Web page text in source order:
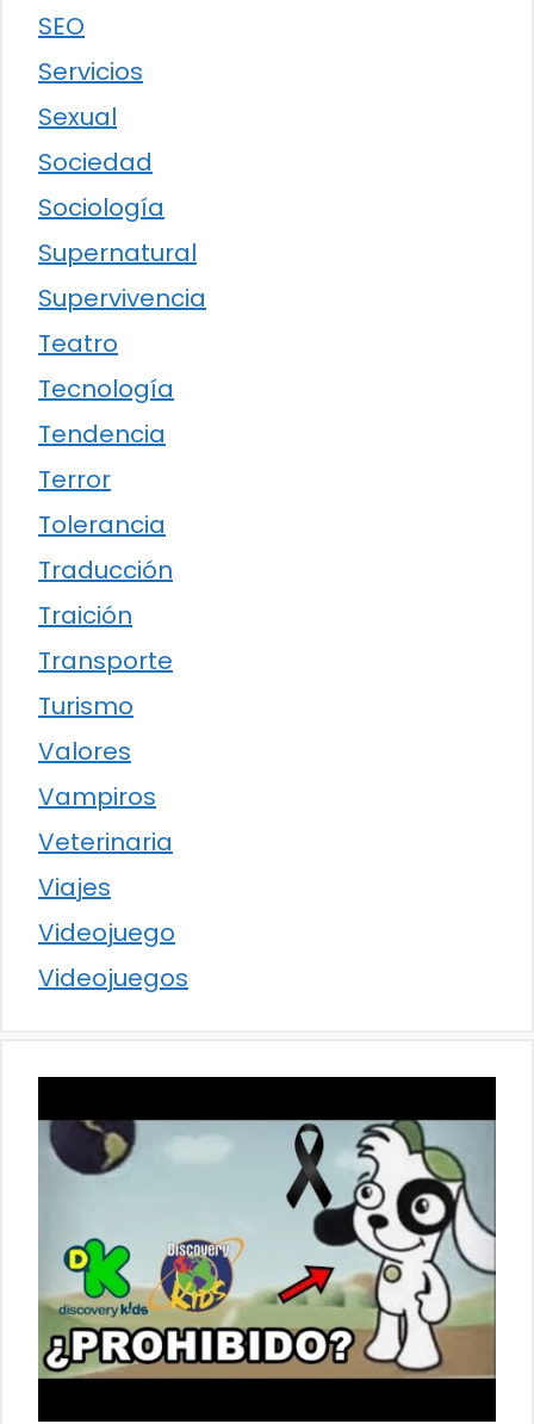
SEO
Servicios
Sexual
Sociedad
Sociología
Supernatural
Supervivencia
Teatro
Tecnología
Tendencia
Terror
Tolerancia
Traducción
Traición
Transporte
Turismo
Valores
Vampiros
Veterinaria
Viajes
Videojuego
Videojuegos